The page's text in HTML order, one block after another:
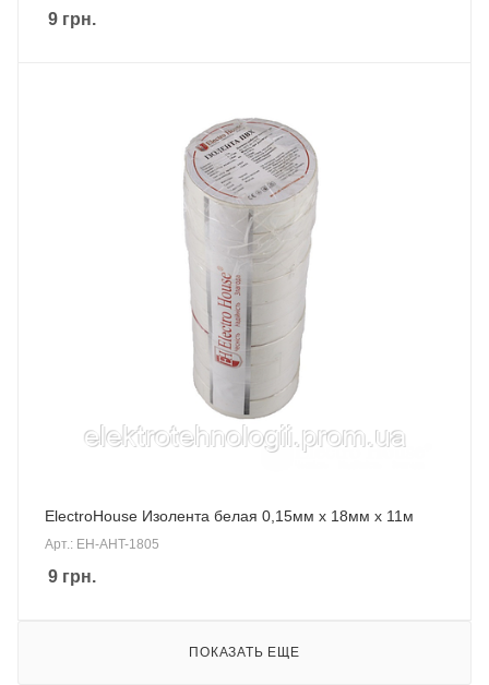
9 грн.
ElectroHouse Изолента белая 0,15мм х 18мм х 11м
Арт.: EH-AHT-1805
9 грн.
ПОКАЗАТЬ ЕЩЕ